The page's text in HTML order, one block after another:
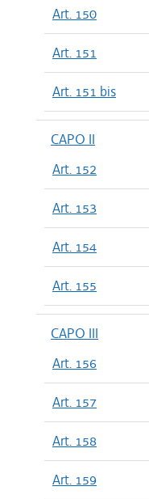
Art. 150
Art. 151
Art. 151 bis
CAPO II
Art. 152
Art. 153
Art. 154
Art. 155
CAPO III
Art. 156
Art. 157
Art. 158
Art. 159